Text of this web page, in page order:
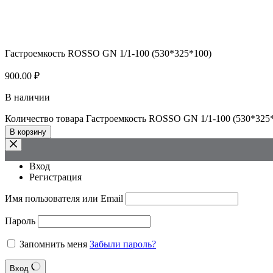
Гастроемкость ROSSO GN 1/1-100 (530*325*100)
900.00 ₽
В наличии
Количество товара Гастроемкость ROSSO GN 1/1-100
В корзину
Вход
Регистрация
Имя пользователя или Email
Пароль
Запомнить меня Забыли пароль?
Вход